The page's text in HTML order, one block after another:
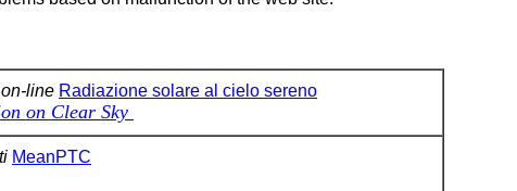
line Radiazione solare al cielo sereno
on Clear Sky
MeanPTC